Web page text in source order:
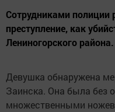
Сотрудниками полиции
преступление, как
Лениногорского района.
Девушка обнаружена
Заинска. Она была без
множественными